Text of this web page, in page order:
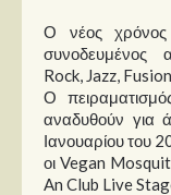
Μουσικοί
Διάφοροι
Εκτός
Νέα
Ο νέος χρόνος
Rock, Jazz,
Ο
αναδυθούν για
Ιανουαρίου του
οι Vegan
An Club Live